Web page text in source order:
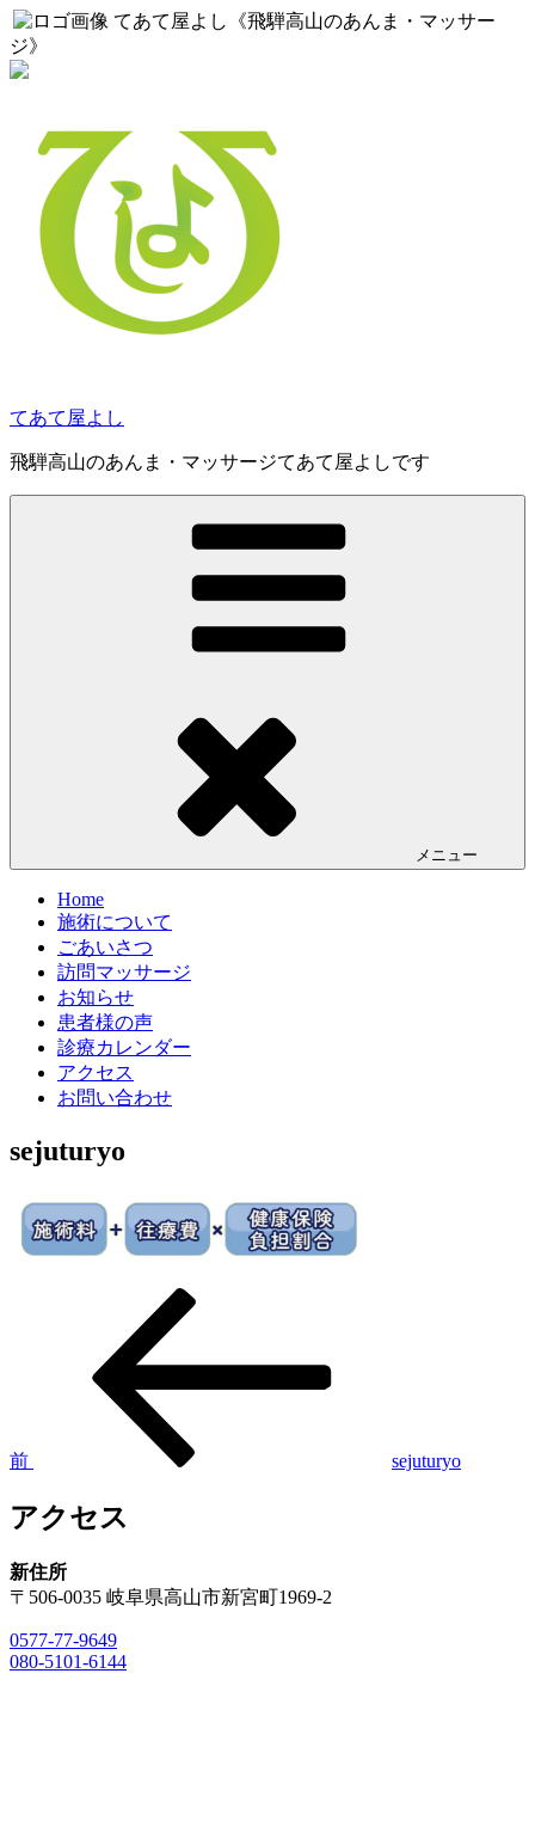
てあて屋よし《飛騨高山のあんま・マッサー
ジ》
コ
てあて屋よし
飛騨高山のあんま・マッサージてあて屋よしです
メニュー
Home
施術について
ごあいさつ
訪問マッサージ
お知らせ
患者様の声
診療カレンダー
アクセス
お問い合わせ
sejuturyo
ゲ
シ
ョ
ン
前 sejuturyo
アクセス
新住所
〒506-0035 岐阜県高山市新宮町1969-2
0577-77-9649
080-5101-6144